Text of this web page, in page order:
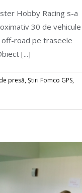
– Duster
Hobby Racing s-a
30 de vehicule
road pe traseele
[...]
presă,Știri Fomco GPS,